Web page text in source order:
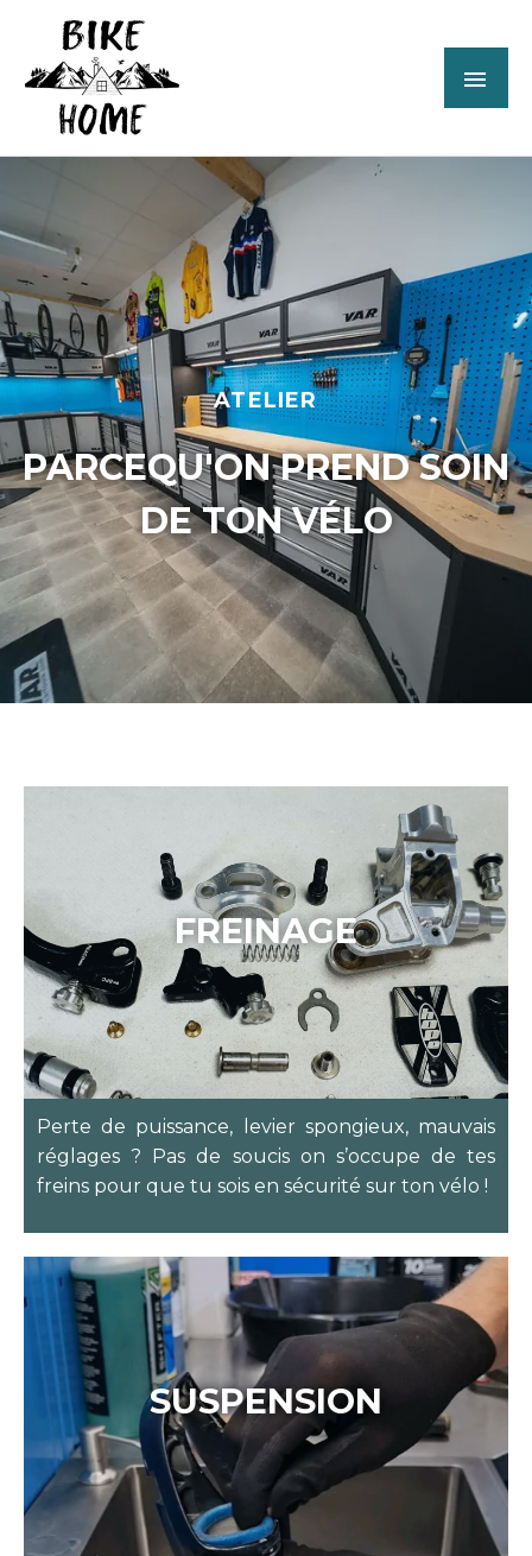
contenu
ATELIER
PARCEQU'ON PREND SOIN
DE TON VÉLO
FREINAGE
Perte de puissance, levier spongieux, mauvais
réglages ? Pas de soucis on s’occupe de tes
freins pour que tu sois en sécurité sur ton vélo !
SUSPENSION